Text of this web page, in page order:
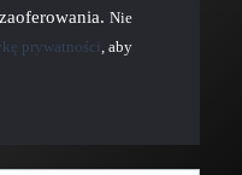
Nie
prywatności, aby